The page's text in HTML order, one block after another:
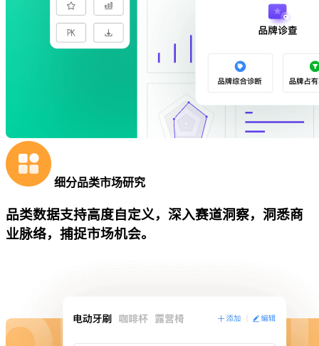
细分品类市场研究
品类数据支持高度自定义，深入赛道洞察，洞悉商
业脉络，捕捉市场机会。